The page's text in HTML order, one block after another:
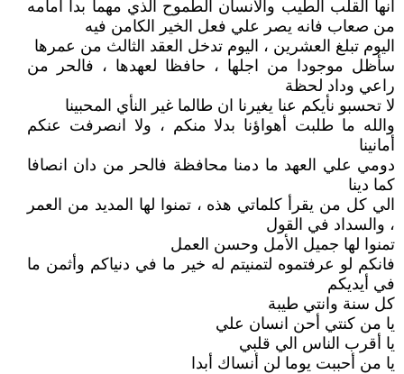
انها القلب الطيب والانسان الطموح الذي مهما بدا امامه
من صعاب فانه يصر علي فعل الخير الكامن فيه
اليوم تبلغ العشرين ، اليوم تدخل العقد الثالث من عمرها
سأظل موجودا من اجلها ، حافظا لعهدها ، فالحر من
راعي وداد لحظة
لا تحسبو نأيكم عنا يغيرنا ان طالما غير النأي المحبينا
والله ما طلبت أهواؤنا بدلا منكم ، ولا انصرفت عنكم
أمانينا
دومي علي العهد ما دمنا محافظة فالحر من دان انصافا
كما دينا
الي كل من يقرأ كلماتي هذه ، تمنوا لها المديد من العمر
، والسداد في القول
تمنوا لها جميل الأمل وحسن العمل
فانكم لو عرفتموه لتمنيتم له خير ما في دنياكم وأثمن ما
في أيديكم
كل سنة وانتي طيبة
يا من كنتي أحن انسان علي
يا أقرب الناس الي قلبي
يا من أحببت يوما لن أنساك أبدا